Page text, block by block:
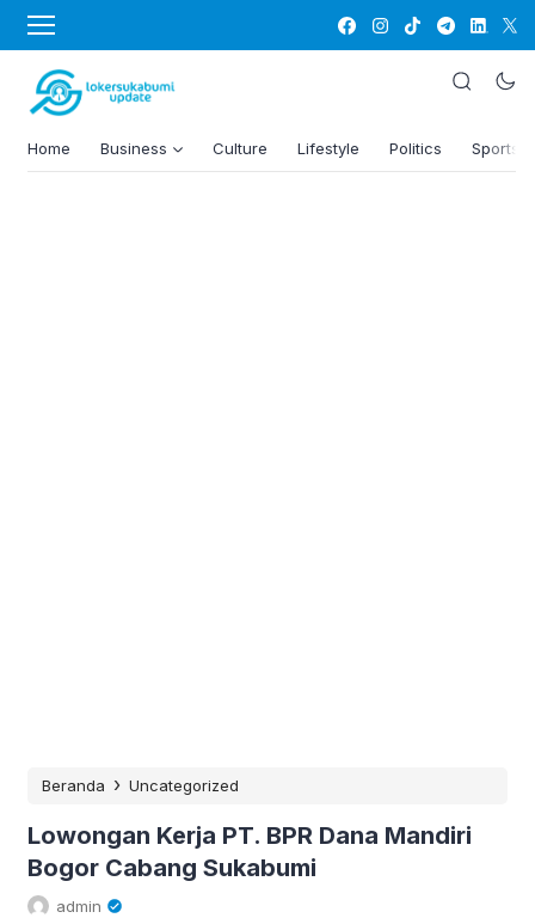
Home Business Culture Lifestyle Politics Sports
Beranda › Uncategorized
Lowongan Kerja PT. BPR Dana Mandiri
Bogor Cabang Sukabumi
admin